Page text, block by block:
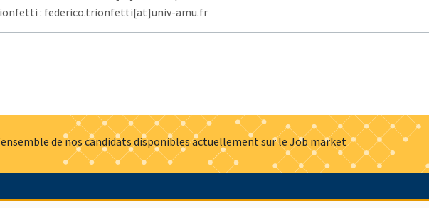
: federico.trionfetti[at]univ-amu.fr
de nos candidats disponibles actuellement sur le Job market
Offres d'emploi Presse Mentions légales Gestion des cookies